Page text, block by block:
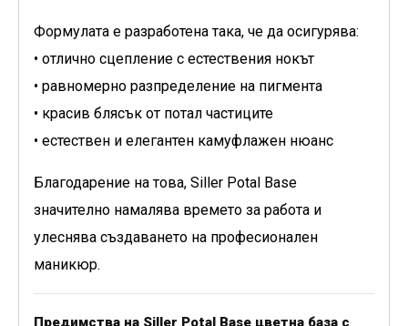
Формулата е разработена така, че да осигурява:
• отлично сцепление с естествения нокът
• равномерно разпределение на пигмента
• красив блясък от потал частиците
• естествен и елегантен камуфлажен нюанс
Благодарение на това, Siller Potal Base
значително намалява времето за работа и
улеснява създаването на професионален
маникюр.
Предимства на Siller Potal Base цветна база с